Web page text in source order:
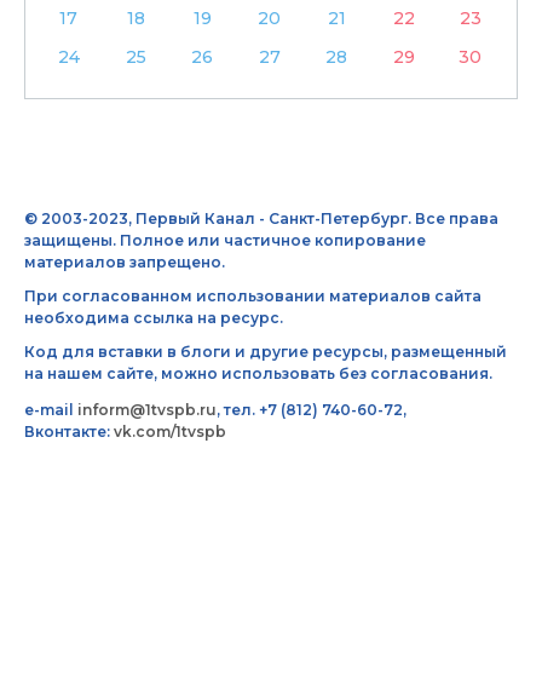
17
18 19 20 21 22
23
24
25 26 27 28 29 30
© 2003-2023, Первый Канал - Санкт-Петербург. Все права
защищены. Полное или частичное копирование
материалов запрещено.
При согласованном использовании материалов сайта
необходима ссылка на ресурс.
Код для вставки в блоги и другие ресурсы, размещенный
на нашем сайте, можно использовать без согласования.
e-mail inform@1tvspb.ru, тел. +7 (812) 740-60-72,
Вконтакте: vk.com/1tvspb